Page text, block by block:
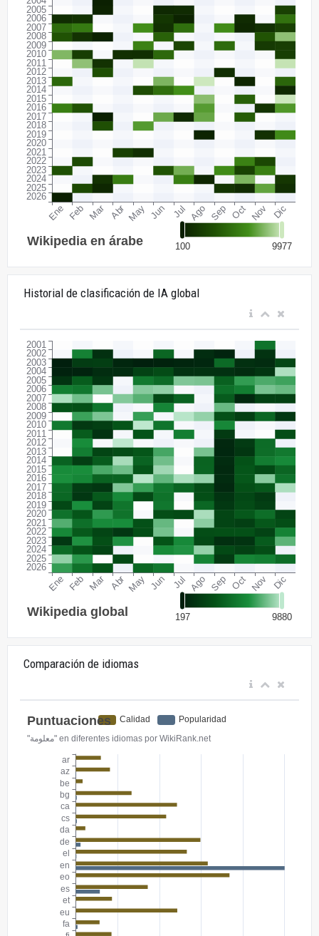
Historial de clasificación de IA global
Comparación de idiomas